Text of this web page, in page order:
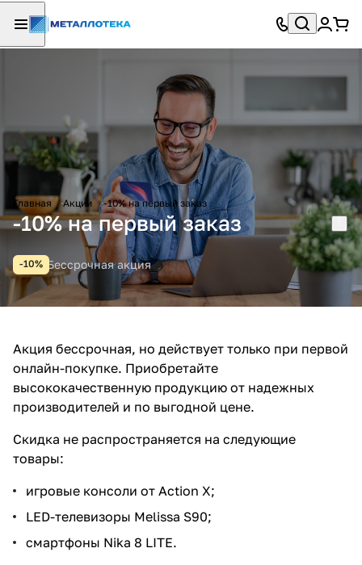
Главная Акции -10% на первый заказ
-10% на первый заказ
-10% Бессрочная акция
Акция бессрочная, но действует только при первой
онлайн-покупке. Приобретайте
высококачественную продукцию от надежных
производителей и по выгодной цене.
Скидка не распространяется на следующие
товары:
игровые консоли от Action X;
LED-телевизоры Melissa S90;
смартфоны Nika 8 LITE.